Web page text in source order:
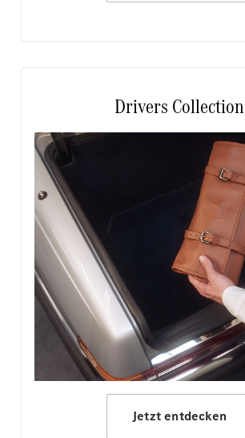
Drivers Collection
Jetzt entdecken